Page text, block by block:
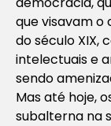
que visavam
do século XIX,
intelectuais e
sendo
Mas até hoje,
subalterna na